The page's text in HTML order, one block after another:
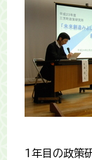
1年目の政策研